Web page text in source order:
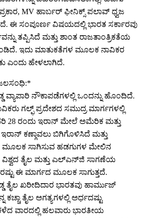
MV ಹಾರ್ಬರ್ ಫೀನಿಕ್ಸ್ ಪಲಾವ್ ಧ್ವಜ
ಈ ಸಂಪೂರ್ಣ ವಿಷಯದಲ್ಲಿ ಭಾರತ ಸರ್ಕಾರವು
ತಪ್ಪಿಸಿದೆ ಮತ್ತು ಶಾಂತ ರಾಜತಾಂತ್ರಿಕತೆಯ
ಇದು ಮಾತುಕತೆಗಳ ಮೂಲಕ ನಾವಿಕರ
ಎಂದು ಹೇಳಲಾಗಿದೆ.
ವ್ಯಾಪಾರಿ ನೌಕಾಪಡೆಗಳಲ್ಲಿ ಒಂದನ್ನು ಹೊಂದಿದೆ.
ಗಲ್ಫ್ ಪ್ರದೇಶದ ಸಮುದ್ರ ಮಾರ್ಗಗಳಲ್ಲಿ
28 ರಂದು ಇರಾನ್ ಮೇಲೆ ಅಮೆರಿಕ ಮತ್ತು
ಕಣ್ಗಾವಲು ಬಿಗಿಗೊಳಿಸಿದೆ ಮತ್ತು
ಸಾಗಿಸುವ ಹಡಗುಗಳ ಮೇಲಿನ
ವಿಶ್ವದ ತೈಲ ಮತ್ತು ಎಲ್‌ಎನ್‌ಜಿ ಸಾಗಣೆಯ
ಈ ಮಾರ್ಗದ ಮೂಲಕ ಸಾಗುತ್ತದೆ.
ತೈಲ ಖರೀದಿದಾರ ಭಾರತವು ಹಾರ್ಮುಜ್
ತೈಲ ಅಗತ್ಯಗಳಲ್ಲಿ ಅರ್ಧದಷ್ಟು
ಕಳೆದ ವಾರದಲ್ಲಿ ಹಲವಾರು ಭಾರತೀಯ